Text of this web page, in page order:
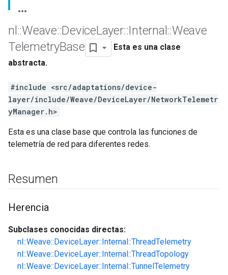
nl ::Weave::DeviceLayer::Internal ::Weave
TelemetryBase
Esta es una clase
abstracta.
#include <src/adaptations/device-
layer/include/Weave/DeviceLayer/NetworkTelemetr
yManager.h>
Esta es una clase base que controla las funciones de
telemetría de red para diferentes redes.
Resumen
Herencia
Subclases conocidas directas:
nl::Weave::DeviceLayer::Internal::ThreadTelemetry
nl::Weave::DeviceLayer::Internal::ThreadTopology
nl::Weave::DeviceLayer::Internal::TunnelTelemetry